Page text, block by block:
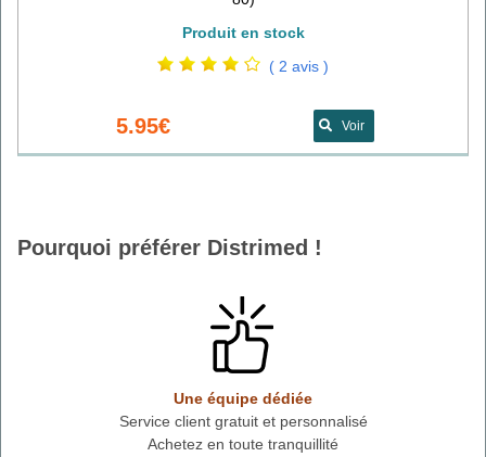
Produit en stock
( 2 avis )
5.95€ Voir
Pourquoi préférer Distrimed !
Une équipe dédiée
Service client gratuit et personnalisé
Achetez en toute tranquillité